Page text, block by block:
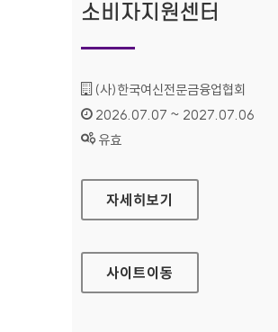
소비자지원센터
기관명 :
(사)한국여신전문금융업협회
인증기간 :
2026.07.07 ~ 2027.07.06
상태 :
유효
여신금융협회 소비자지원센터
자세히보기
사이트이동